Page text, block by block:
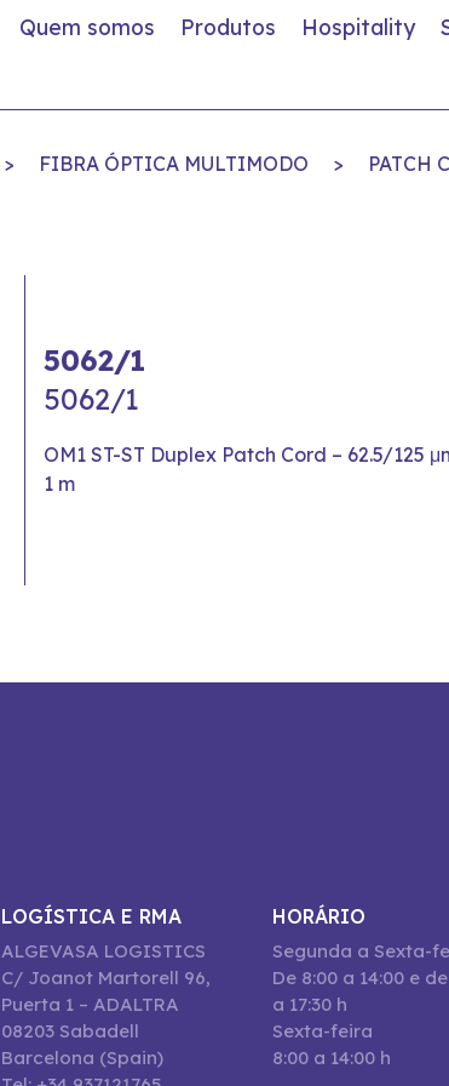
Quem somos Produtos Hospitality
> FIBRA ÓPTICA MULTIMODO > PATCH
5062/1
5062/1
OM1 ST-ST Duplex Patch Cord – 62.5/125
1 m
LOGÍSTICA E RMA
ALGEVASA LOGISTICS
C/ Joanot Martorell 96,
Puerta 1 – ADALTRA
08203 Sabadell
Barcelona (Spain)
HORÁRIO
Segunda a Sexta-
De 8:00 a 14:00 e
a 17:30 h
Sexta-feira
8:00 a 14:00 h